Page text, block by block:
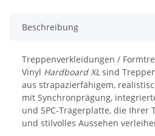
Beschreibung
Treppenverkleidungen /
Vinyl Hardboard XL sind
aus strapazierfähigem,
mit Synchronprägung,
und SPC-Trägerplatte, die Ihrer
und stilvolles Aussehen